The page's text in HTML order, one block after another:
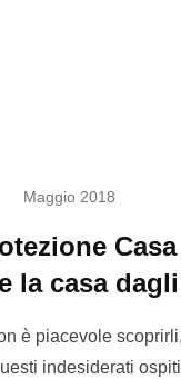
Maggio 2018
la casa
è piacevole
indesiderati